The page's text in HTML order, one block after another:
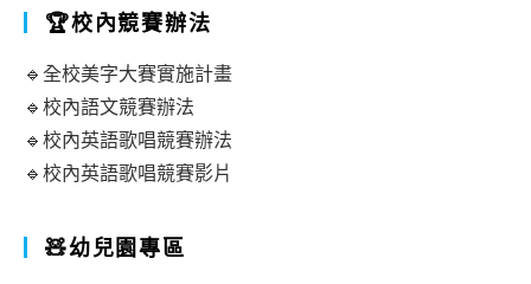
🏆校內競賽辦法
🔹全校美字大賽實施計畫
🔹校內語文競賽辦法
🔹校內英語歌唱競賽辦法
🔹校內英語歌唱競賽影片
🧸幼兒園專區